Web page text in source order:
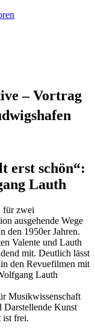
– Vortrag
erst schön“:
Lauth
für zwei
ausgehende Wege
den 1950er Jahren.
Valente und Lauth
mit. Deutlich lässt
den Revuefilmen mit
Lauth
Musikwissenschaft
Darstellende Kunst
ist frei.